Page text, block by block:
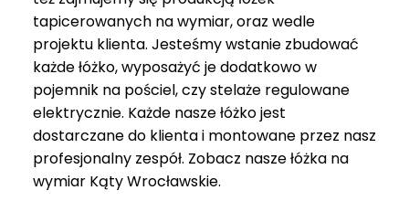
tapicerowanych na wymiar, oraz wedle
projektu klienta. Jesteśmy wstanie zbudować
każde łóżko, wyposażyć je dodatkowo w
pojemnik na pościel, czy stelaże regulowane
elektrycznie. Każde nasze łóżko jest
dostarczane do klienta i montowane przez nasz
profesjonalny zespół. Zobacz naszełóżka na
wymiar Kąty Wrocławskie.